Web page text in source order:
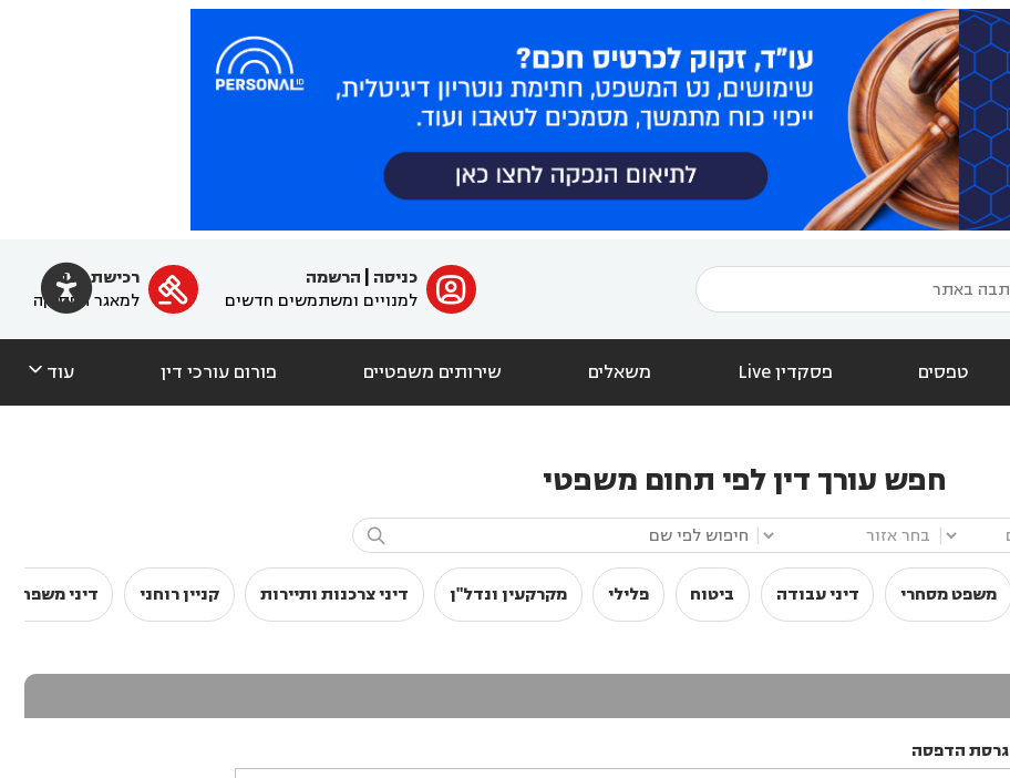
 ﱐ כניסה
הרשמה
למנויים ומשתמשים חדשים

רכישת מנוי
למאגר הפסיקה
טפסים פסקדין Live משאלים שירותים משפטיים פורום עורכי דין עוד 
חפש עורך דין לפי תחום משפטי

משפט מסחרי דיני עבודה ביטוח פלילי מקרקעין ונדל"ן דיני צרכנות ותיירות קניין רוחני דיני משפחה
גרסת הדפסה